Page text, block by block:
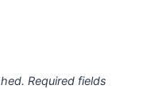
Required fields